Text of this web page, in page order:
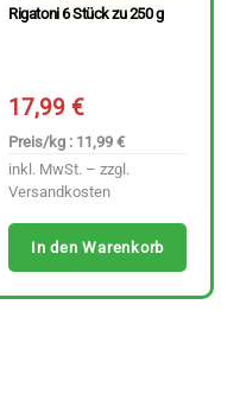
Rigatoni 6 Stück zu 250 g
17,99€
Preis/kg : 11,99 €
inkl. MwSt. – zzgl.
Versandkosten
In den Warenkorb